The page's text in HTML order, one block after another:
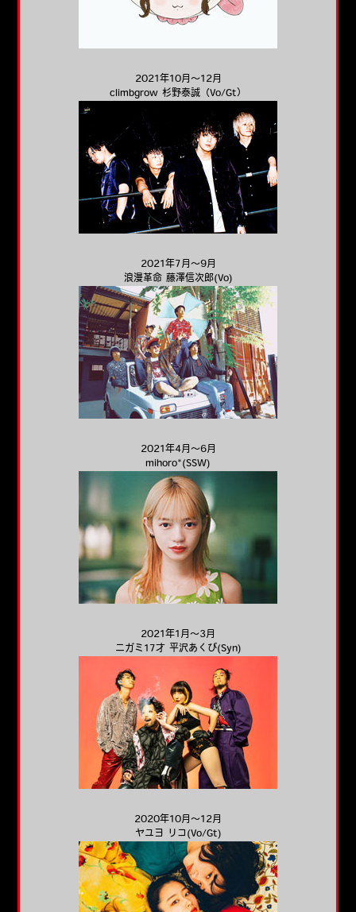
2021年10月～12月
climbgrow 杉野泰誠（Vo/Gt）
2021年7月～9月
浪漫革命 藤澤信次郎(Vo)
2021年4月～6月
mihoro*(SSW)
2021年1月～3月
ニガミ17才 平沢あくび(Syn)
2020年10月～12月
ヤユヨ リコ(Vo/Gt)